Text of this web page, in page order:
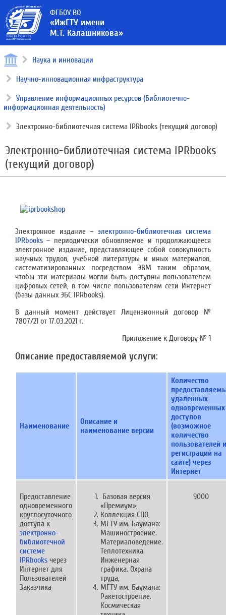
ФГБОУ ВО
«ИжГТУ имени
М.Т. Калашникова»
Наука и инновации
Научно-инновационная инфраструктура
Управление информационных ресурсов (Библиотечно-
информационная деятельность)
Электронно-библиотечная система IPRbooks (текущий договор)
Электронно-библиотечная система IPRbooks
(текущий договор)
Электронное издание – электронно-библиотечная система
IPRbooks – периодически обновляемое и продолжающееся
электронное издание, представляющее собой совокупность
научных трудов, учебной литературы и иных материалов,
систематизированных посредством ЭВМ таким образом,
чтобы эти материалы могли быть доступны пользователем
цифровых сетей, в том числе пользователям сети Интернет
(базы данных ЭБС IPRbooks).
В данный момент действует Лицензионный договор №
7807/21 от 17.03.2021 г.
Приложение к Договору № 1
Описание предоставляемой услуги:
Наименование
Описание и
наименование версии
Количество
удаленных
одновременных
доступов
(возможное
количество
пользователей и
регистраций на
сайте) через
Интернет
Предоставление
одновременного
круглосуточного
доступа к
электронно-
библиотечной
системе
IPRbooks через
Интернет для
Пользователей
Заказчика
Базовая версия
«Премиум»,
Коллекция СПО,
МГТУ им. Баумана:
Машиностроение.
Материаловедение.
Теплотехника.
Инженерная
графика. Охрана
труда,
МГТУ им. Баумана:
Ракетостроение.
Космическая
9000